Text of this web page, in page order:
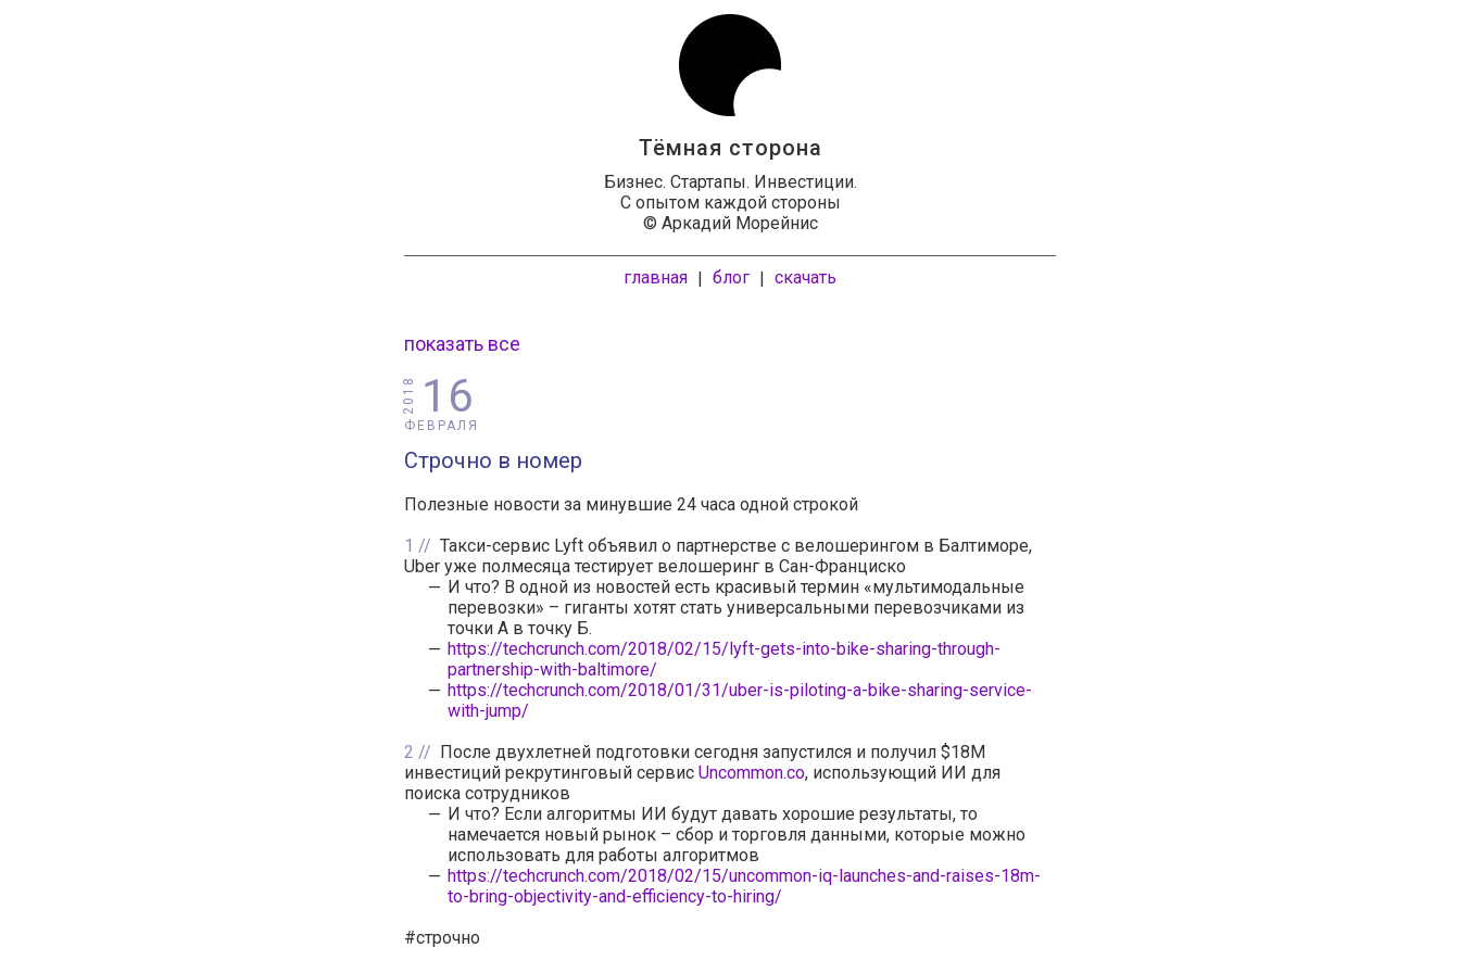
Тёмная сторона
Бизнес. Стартапы. Инвестиции.
С опытом каждой стороны
© Аркадий Морейнис
главная | блог | скачать
показать все
16
ФЕВРАЛЯ
2018
Строчно в номер
Полезные новости за минувшие 24 часа одной строкой
1
Такси-сервис Lyft объявил о партнерстве с велошерингом в Балтиморе,
Uber уже полмесяца тестирует велошеринг в Сан-Франциско
И что? В одной из новостей есть красивый термин «мультимодальные
перевозки» – гиганты хотят стать универсальными перевозчиками из
точки А в точку Б.
https://techcrunch.com/2018/02/15/lyft-gets-into-bike-sharing-through-
partnership-with-baltimore/
https://techcrunch.com/2018/01/31/uber-is-piloting-a-bike-sharing-service-
with-jump/
2
После двухлетней подготовки сегодня запустился и получил $18M
инвестиций рекрутинговый сервис Uncommon.co, использующий ИИ для
поиска сотрудников
И что? Если алгоритмы ИИ будут давать хорошие результаты, то
намечается новый рынок – сбор и торговля данными, которые можно
использовать для работы алгоритмов
https://techcrunch.com/2018/02/15/uncommon-iq-launches-and-raises-18m-
to-bring-objectivity-and-efficiency-to-hiring/
#строчно